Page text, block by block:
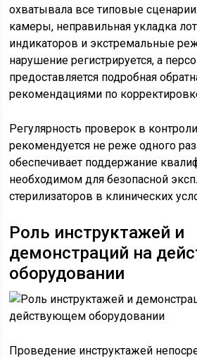
охватывала все типовые
камеры, неправильная укладка
индикаторов и экстремальные
нарушение регистрируется, а
предоставляется подробная
рекомендациями по
Регулярность проверок в
рекомендуется не реже одного
обеспечивает поддержание
необходимом для безопасной
стерилизаторов в клинических
Роль инструктажей и
демонстраций на
оборудовании
Проведение инструктажей